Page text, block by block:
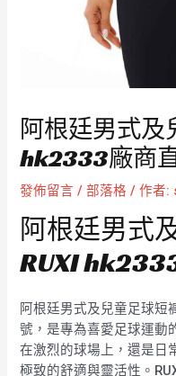
阿根廷男式及
hk2333廠商
發佈留言 /部落格 / 作者:
阿根廷男式
RUXI
阿根廷男式及兒童足球短
號，是專為喜愛足球運動
在激烈的球場上，還是日
極致的舒適與靈活性。